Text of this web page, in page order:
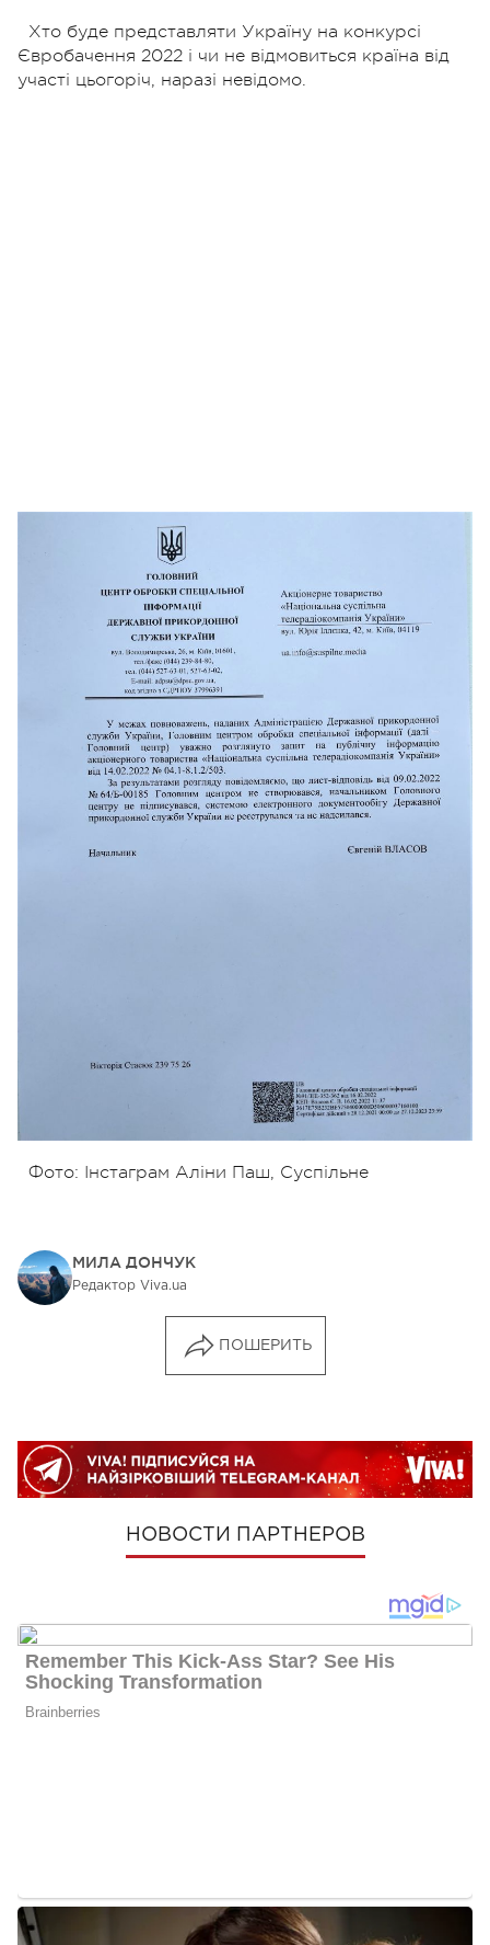
Хто буде представляти Україну на конкурсі
Євробачення 2022 і чи не відмовиться країна від
участі цьогоріч, наразі невідомо.
Фото: Інстаграм Аліни Паш, Суспільне
МИЛА ДОНЧУК
Редактор Viva.ua
ПОШЕРИТЬ
НОВОСТИ ПАРТНЕРОВ